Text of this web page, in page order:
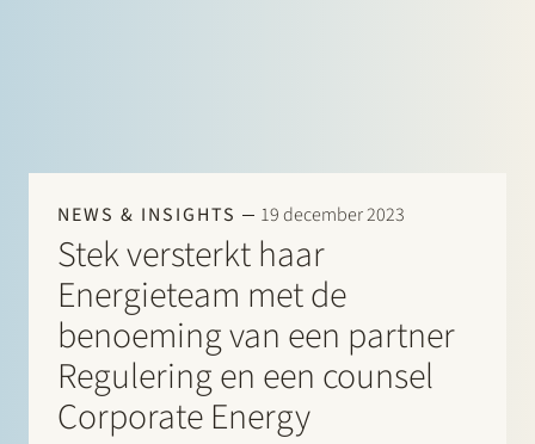
NEWS & INSIGHTS 19 december 2023
Stek versterkt haar
Energieteam met de
benoeming van een partner
Regulering en een counsel
Corporate Energy